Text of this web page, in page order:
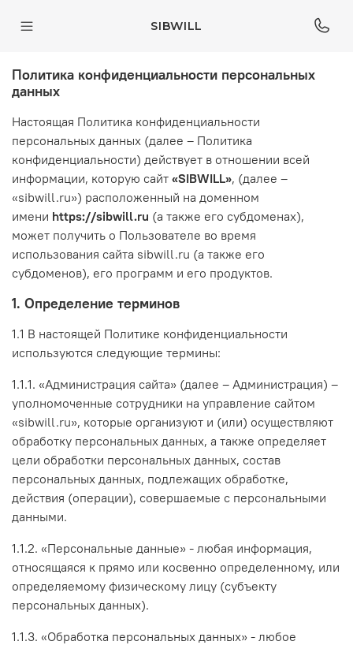
SIBWILL
Политика конфиденциальности персональных
данных
Настоящая Политика конфиденциальности
персональных данных (далее – Политика
конфиденциальности) действует в отношении всей
информации, которую сайт «SIBWILL», (далее –
«sibwill.ru») расположенный на доменном
имени https://sibwill.ru (а также его субдоменах),
может получить о Пользователе во время
использования сайта sibwill.ru (а также его
субдоменов), его программ и его продуктов.
1. Определение терминов
1.1 В настоящей Политике конфиденциальности
используются следующие термины:
1.1.1. «Администрация сайта» (далее – Администрация) –
уполномоченные сотрудники на управление сайтом
«sibwill.ru», которые организуют и (или) осуществляют
обработку персональных данных, а также определяет
цели обработки персональных данных, состав
персональных данных, подлежащих обработке,
действия (операции), совершаемые с персональными
данными.
1.1.2. «Персональные данные» - любая информация,
относящаяся к прямо или косвенно определенному, или
определяемому физическому лицу (субъекту
персональных данных).
1.1.3. «Обработка персональных данных» - любое